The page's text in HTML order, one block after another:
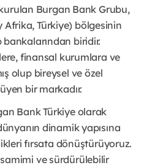
Burgan Bank Grubu,
Afrika, Türkiye) bölgesinin
biridir.
finansal kurumlara ve
olup bireysel ve özel
bir markadır.
Bank Türkiye olarak
dinamik yapısına
fırsata dönüştürüyoruz.
ve sürdürülebilir